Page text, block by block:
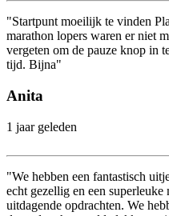
"Startpunt moeilijk te vinden
marathon lopers waren er niet
vergeten om de pauze knop in
tijd. Bijna"
Anita
1 jaar geleden
"We hebben een fantastisch
echt gezellig en een superleuke
uitdagende opdrachten. We